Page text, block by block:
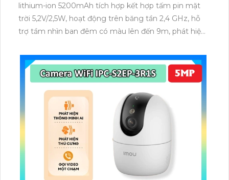
lithium-ion 5200mAh tích hợp kết hợp tấm pin mặt
trời 5,2V/2,5W, hoạt động trên băng tần 2,4 GHz, hỗ
trợ tầm nhìn ban đêm có màu lên đến 9m, phát hiện
dữ liệu qua thẻ microSD lên đến 512GB.